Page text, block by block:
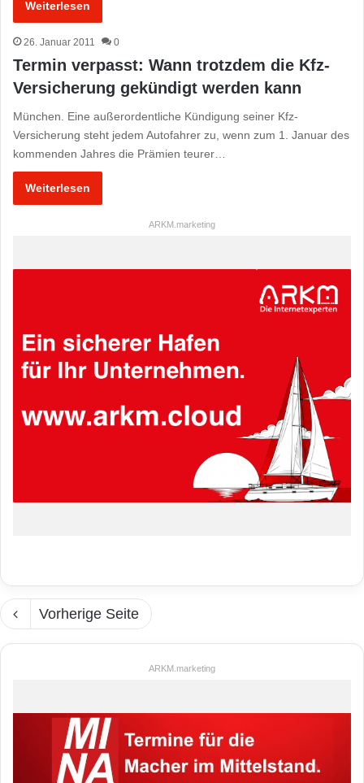
Weiterlesen
26. Januar 2011 0
Termin verpasst: Wann trotzdem die Kfz-
Versicherung gekündigt werden kann
München. Eine außerordentliche Kündigung seiner Kfz-
Versicherung steht jedem Autofahrer zu, wenn zum 1. Januar des
kommenden Jahres die Prämien teurer…
Weiterlesen
ARKM.marketing
Vorherige Seite
ARKM.marketing